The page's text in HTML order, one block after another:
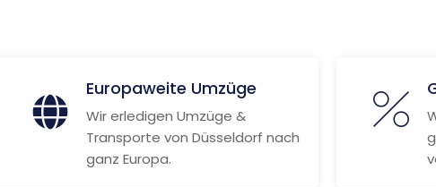
Europaweite Umzüge
Wir erledigen Umzüge &
Transporte von Düsseldorf nach
ganz Europa.